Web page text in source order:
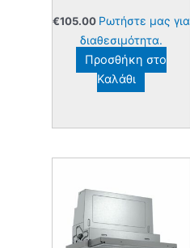
€105.00 Ρωτήστε μας για
διαθεσιμότητα.
Προσθήκη στο
Καλάθι